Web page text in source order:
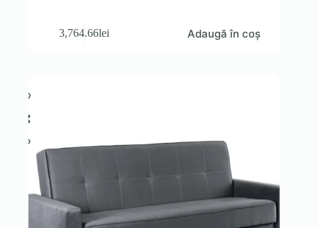
3,764.66lei Adaugă în coș